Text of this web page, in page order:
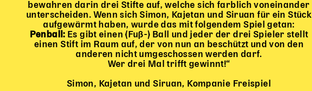
bewahren darin drei Stifte auf, welche sich farblich voneinander
unterscheiden. Wenn sich Simon, Kajetan und Siruan für ein Stück
aufgewärmt haben, wurde das mit folgendem Spiel getan:
Penball:Es gibt einen (Fuß-) Ball und jeder der drei Spieler stellt
einen Stift im Raum auf, der von nun an beschützt und von den
anderen nicht umgeschossen werden darf.
Wer drei Mal trifft gewinnt!“
Simon, Kajetan und Siruan, Kompanie Freispiel